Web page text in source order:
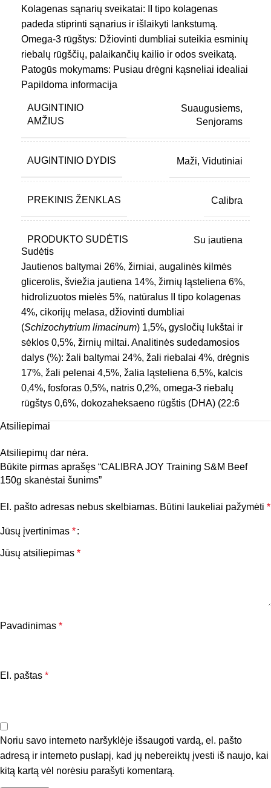
Kolagenas sąnarių sveikatai: II tipo kolagenas
padeda stiprinti sąnarius ir išlaikyti lankstumą.
Omega-3 rūgštys: Džiovinti dumbliai suteikia esminių
riebalų rūgščių, palaikančių kailio ir odos sveikatą.
Patogūs mokymams: Pusiau drėgni kąsneliai idealiai
tinka kaip paskatinimas treniruočių metu.
maistingas pasirinkimas, padedantis jūsų šuniui
išlikti sveikam, motyvuotam ir laimingam. Tobulas
papildymas jūsų augintinio mitybai.
Papildoma informacija
AUGINTINIO
AMŽIUS
Suaugusiems,
Senjorams
AUGINTINIO DYDIS Maži, Vidutiniai
PREKINIS ŽENKLAS Calibra
PRODUKTO SUDĖTIS Su jautiena
TIPAS Skanėstai
VEISLĖS DYDIS Vidutinės
Sudėtis
Jautienos baltymai 26%, žirniai, augalinės kilmės
glicerolis, šviežia jautiena 14%, žirnių ląsteliena 6%,
hidrolizuotos mielės 5%, natūralus II tipo kolagenas
4%, cikorijų melasa, džiovinti dumbliai
(Schizochytrium limacinum) 1,5%, gysločių lukštai ir
sėklos 0,5%, žirnių miltai. Analitinės sudedamosios
dalys (%): žali baltymai 24%, žali riebalai 4%, drėgnis
17%, žali pelenai 4,5%, žalia ląsteliena 6,5%, kalcis
0,4%, fosforas 0,5%, natris 0,2%, omega-3 riebalų
rūgštys 0,6%, dokozaheksaeno rūgštis (DHA) (22:6
(3a312) 35 mg, L-karnitinas (3a910) 500 mg. Su
natūraliais konservantais: citrinų rūgštis (1a330), DL-
obuolių rūgštis (1a296). Energetinė vertė:
metabolizuota energija 2 870 kcal/kg.
Atsiliepimai
Atsiliepimų dar nėra.
Būkite pirmas aprašęs “CALIBRA JOY Training S&M Beef
150g skanėstai šunims”
El. pašto adresas nebus skelbiamas. Būtini laukeliai pažymėti *
Jūsų įvertinimas *
Jūsų atsiliepimas *
Pavadinimas *
El. paštas *
Noriu savo interneto naršyklėje išsaugoti vardą, el. pašto
adresą ir interneto puslapį, kad jų nebereiktų įvesti iš naujo, kai
kitą kartą vėl norėsiu parašyti komentarą.